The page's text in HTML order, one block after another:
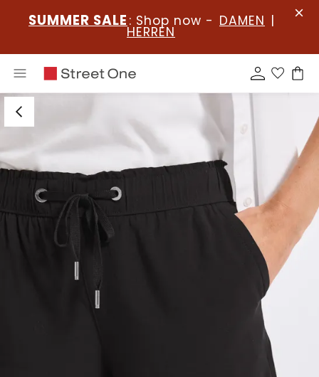
SUMMER SALE : Shop now - DAMEN |
HERREN